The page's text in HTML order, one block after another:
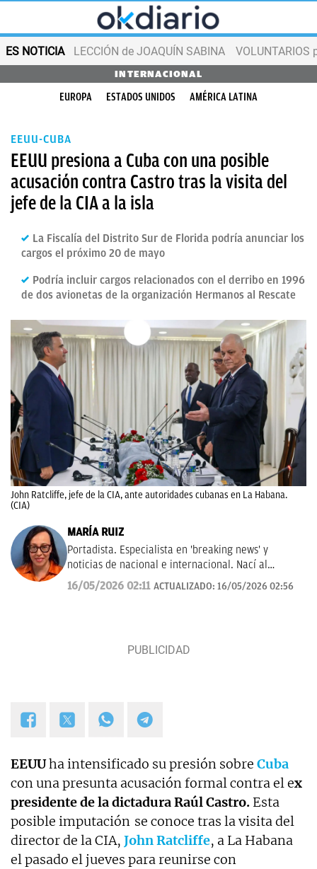
ES NOTICIA LECCIÓN de JOAQUÍN SABINA VOLUNTARIOS
INTERNACIONAL
EUROPA ESTADOS UNIDOS AMÉRICA LATINA
EEUU-CUBA
EEUU presiona a Cuba con una posible
acusación contra Castro tras la visita del
jefe de la CIA a la isla
La Fiscalía del Distrito Sur de Florida podría anunciar los
cargos el próximo 20 de mayo
Podría incluir cargos relacionados con el derribo en 1996
de dos avionetas de la organización Hermanos al Rescate
John Ratcliffe, jefe de la CIA, ante autoridades cubanas en La Habana.
(CIA)
MARÍA RUIZ
Portadista. Especialista en 'breaking news' y
noticias de nacional e internacional. Nací al
periodismo en Abc, ayudé a fundar La Razón y viví
en Las Provincias.
16/05/2026 02:11 ACTUALIZADO: 16/05/2026 02:56
EEUUha intensificado su presión sobre Cuba
con una presunta acusación formal contra el ex
presidente de la dictadura Raúl Castro. Esta
posible imputación se conoce tras la visita del
director de la CIA, John Ratcliffe, a La Habana
el pasado el jueves para reunirse con